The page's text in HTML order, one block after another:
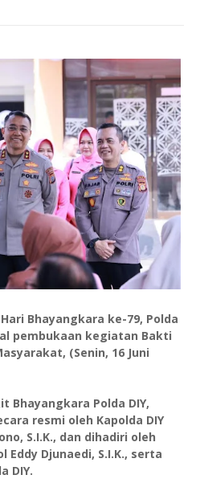
Bhayangkara ke-79, Polda
pembukaan kegiatan Bakti
(Senin, 16 Juni
Bhayangkara Polda DIY,
resmi oleh Kapolda DIY
S.I.K., dan dihadiri oleh
Eddy Djunaedi, S.I.K., serta
DIY.